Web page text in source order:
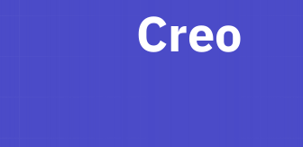
Creo